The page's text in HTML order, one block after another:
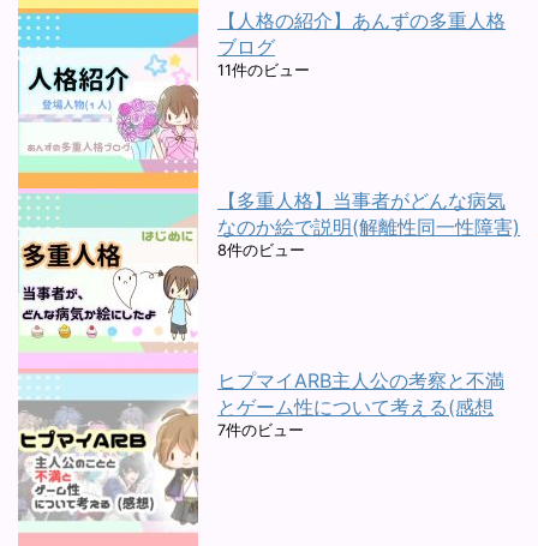
【人格の紹介】あんずの多重人格
ブログ
11件のビュー
【多重人格】当事者がどんな病気
なのか絵で説明(解離性同一性障害)
8件のビュー
ヒプマイARB主人公の考察と不満
とゲーム性について考える(感想
7件のビュー